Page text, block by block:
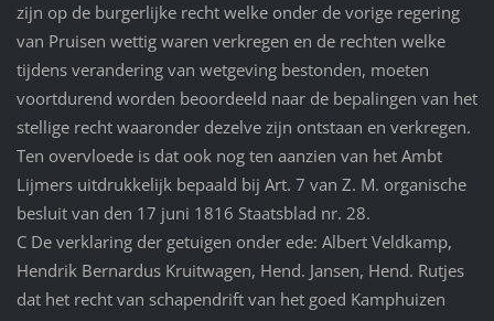
zijn op de burgerlijke recht welke onder de vorige regering
van Pruisen wettig waren verkregen en de rechten welke
tijdens verandering van wetgeving bestonden, moeten
voortdurend worden beoordeeld naar de bepalingen van het
stellige recht waaronder dezelve zijn ontstaan en verkregen.
Ten overvloede is dat ook nog ten aanzien van het Ambt
Lijmers uitdrukkelijk bepaald bij Art. 7 van Z. M. organische
besluit van den 17 juni 1816 Staatsblad nr. 28.
C De verklaring der getuigen onder ede: Albert Veldkamp,
Hendrik Bernardus Kruitwagen, Hend. Jansen, Hend. Rutjes
dat het recht van schapendrift van het goed Kamphuizen